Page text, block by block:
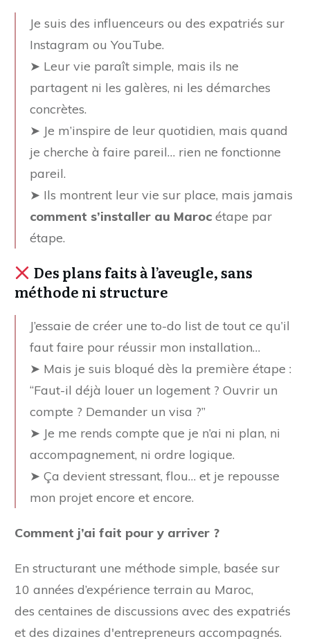
Je suis des influenceurs ou des expatriés sur
Instagram ou YouTube.
➤ Leur vie paraît simple, mais ils ne
partagent ni les galères, ni les démarches
concrètes.
➤ Je m’inspire de leur quotidien, mais quand
je cherche à faire pareil… rien ne fonctionne
pareil.
➤ Ils montrent leur vie sur place, mais jamais
comment s’installer au Maroc étape par
étape.
Des plans faits à l’aveugle, sans
méthode ni structure
J’essaie de créer une to-do list de tout ce qu’il
faut faire pour réussir mon installation…
➤ Mais je suis bloqué dès la première étape :
“Faut-il déjà louer un logement ? Ouvrir un
compte ? Demander un visa ?”
➤ Je me rends compte que je n’ai ni plan, ni
accompagnement, ni ordre logique.
➤ Ça devient stressant, flou… et je repousse
mon projet encore et encore.
Comment j’ai fait pour y arriver ?
En structurant une méthode simple, basée sur
10 années d’expérience terrain au Maroc,
des centaines de discussions avec des expatriés
et des dizaines d'entrepreneurs accompagnés.